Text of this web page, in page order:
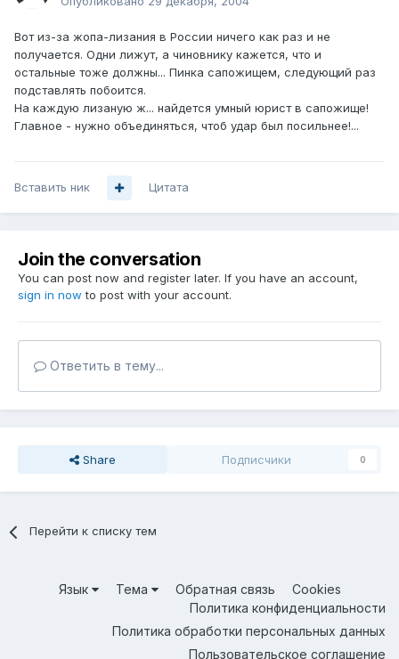
Вот из-за жопа-лизания в России ничего как раз и не
получается. Одни лижут, а чиновнику кажется, что и
остальные тоже должны... Пинка сапожищем, следующий раз
подставлять побоится.
На каждую лизаную ж... найдется умный юрист в сапожище!
Главное - нужно объединяться, чтоб удар был посильнее!...
Вставить ник Цитата
Join the conversation
You can post now and register later. If you have an account,
sign in now to post with your account.
Ответить в тему...
Share Подписчики 0
Перейти к списку тем
Язык Тема Обратная связь
Cookies
Политика конфиденциальности
Политика обработки персональных данных
Пользовательское соглашение